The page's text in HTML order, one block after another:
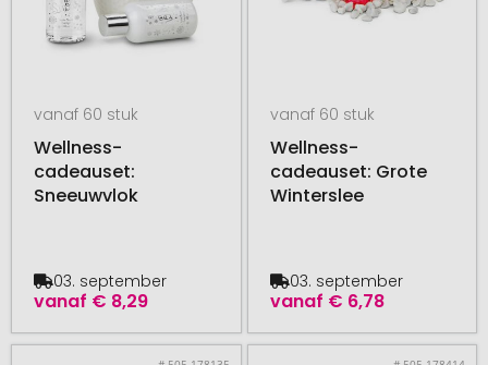
vanaf 60 stuk
Wellness-
cadeauset:
Sneeuwvlok
vanaf € 8,29
03. september
vanaf 60 stuk
Wellness-
cadeauset: Grote
Winterslee
vanaf € 6,78
03. september